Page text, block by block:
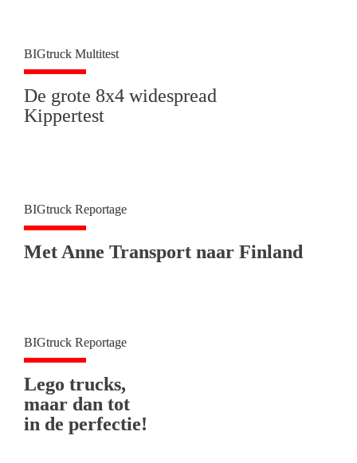
BIGtruck Multitest
De grote 8x4 widespread
Kippertest
BIGtruck Reportage
Met Anne Transport naar Finland
BIGtruck Reportage
Lego trucks,
maar dan tot
in de perfectie!